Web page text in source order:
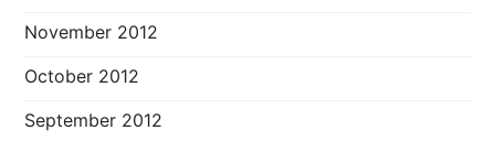
November 2012
October 2012
September 2012